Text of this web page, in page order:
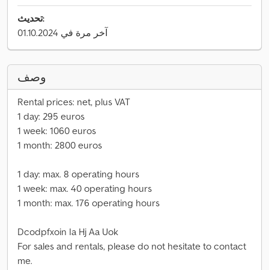
تحديث:
آخر مرة في 01.10.2024
وصف
Rental prices: net, plus VAT
1 day: 295 euros
1 week: 1060 euros
1 month: 2800 euros
1 day: max. 8 operating hours
1 week: max. 40 operating hours
1 month: max. 176 operating hours
Dcodpfxoin Ia Hj Aa Uok
For sales and rentals, please do not hesitate to contact
me.